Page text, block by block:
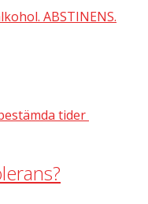
ABSTINENS.
tider